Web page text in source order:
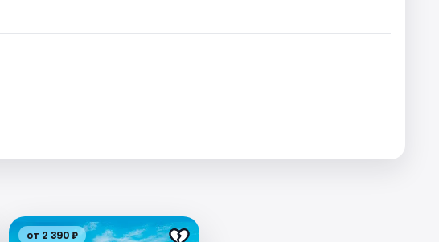
от 2 390 ₽